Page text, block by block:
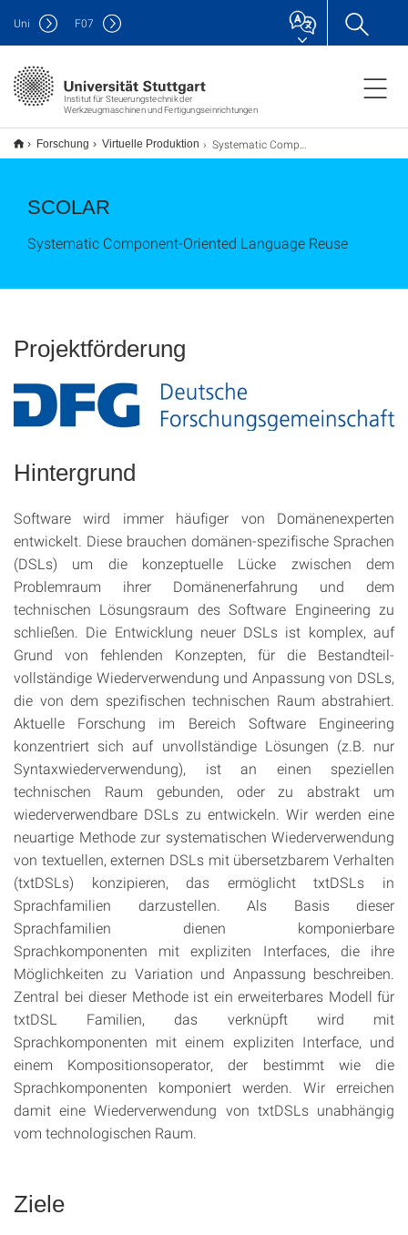
Institut für Steuerungstechnik der
Werkzeugmaschinen und Fertigungseinrichtungen
Uni F07
Forschung Virtuelle Produktion Systematic Component-Oriented Language Reuse
SCOLAR
Systematic Component-Oriented Language Reuse
Projektförderung
Hintergrund
Software wird immer häufiger von Domänenexperten
entwickelt. Diese brauchen domänen-spezifische Sprachen
(DSLs) um die konzeptuelle Lücke zwischen dem
Problemraum ihrer Domänenerfahrung und dem
technischen Lösungsraum des Software Engineering zu
schließen. Die Entwicklung neuer DSLs ist komplex, auf
Grund von fehlenden Konzepten, für die Bestandteil-
vollständige Wiederverwendung und Anpassung von DSLs,
die von dem spezifischen technischen Raum abstrahiert.
Aktuelle Forschung im Bereich Software Engineering
konzentriert sich auf unvollständige Lösungen (z.B. nur
Syntaxwiederverwendung), ist an einen speziellen
technischen Raum gebunden, oder zu abstrakt um
wiederverwendbare DSLs zu entwickeln. Wir werden eine
neuartige Methode zur systematischen Wiederverwendung
von textuellen, externen DSLs mit übersetzbarem Verhalten
(txtDSLs) konzipieren, das ermöglicht txtDSLs in
Sprachfamilien darzustellen. Als Basis dieser
Sprachfamilien dienen komponierbare
Sprachkomponenten mit expliziten Interfaces, die ihre
Möglichkeiten zu Variation und Anpassung beschreiben.
Zentral bei dieser Methode ist ein erweiterbares Modell für
txtDSL Familien, das verknüpft wird mit
Sprachkomponenten mit einem expliziten Interface, und
einem Kompositionsoperator, der bestimmt wie die
Sprachkomponenten komponiert werden. Wir erreichen
damit eine Wiederverwendung von txtDSLs unabhängig
vom technologischen Raum.
Ziele